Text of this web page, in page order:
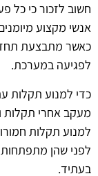
חשוב לזכור כי כל
אנשי מקצוע
כאשר מתבצעת
לפגיעה במערכת.
כדי למנוע תקלות
מעקב אחרי תקלות
למנוע תקלות
לפני שהן מתפתחות
בעתיד.